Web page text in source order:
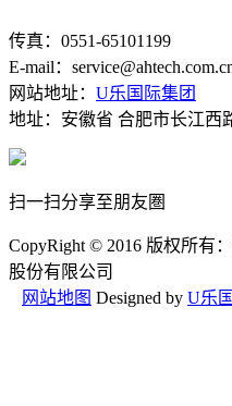
传真：0551-65101199
E-mail：
网站地址： U乐国际集团
地址：安徽省 合肥市长江西
扫一扫分享至朋友圏
CopyRight © 2016 版权所有
股份有限公司
网站地图 Designed by U乐